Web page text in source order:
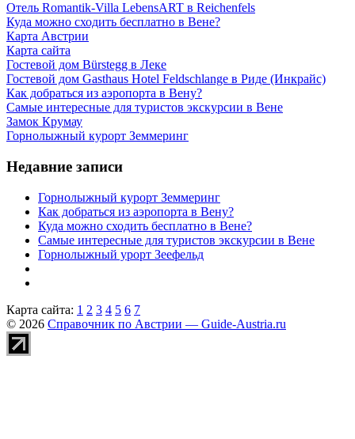
Отель Romantik-Villa LebensART в Reichenfels
Куда можно сходить бесплатно в Вене?
Карта Австрии
Карта сайта
Гостевой дом Bürstegg в Леке
Гостевой дом Gasthaus Hotel Feldschlange в Риде (Инкрайс)
Как добраться из аэропорта в Вену?
Самые интересные для туристов экскурсии в Вене
Замок Крумау
Горнолыжный курорт Земмеринг
Недавние записи
Горнолыжный курорт Земмеринг
Как добраться из аэропорта в Вену?
Куда можно сходить бесплатно в Вене?
Самые интересные для туристов экскурсии в Вене
Горнолыжный урорт Зеефельд
Карта сайта: 1 2 3 4 5 6 7
© 2026 Справочник по Австрии — Guide-Austria.ru